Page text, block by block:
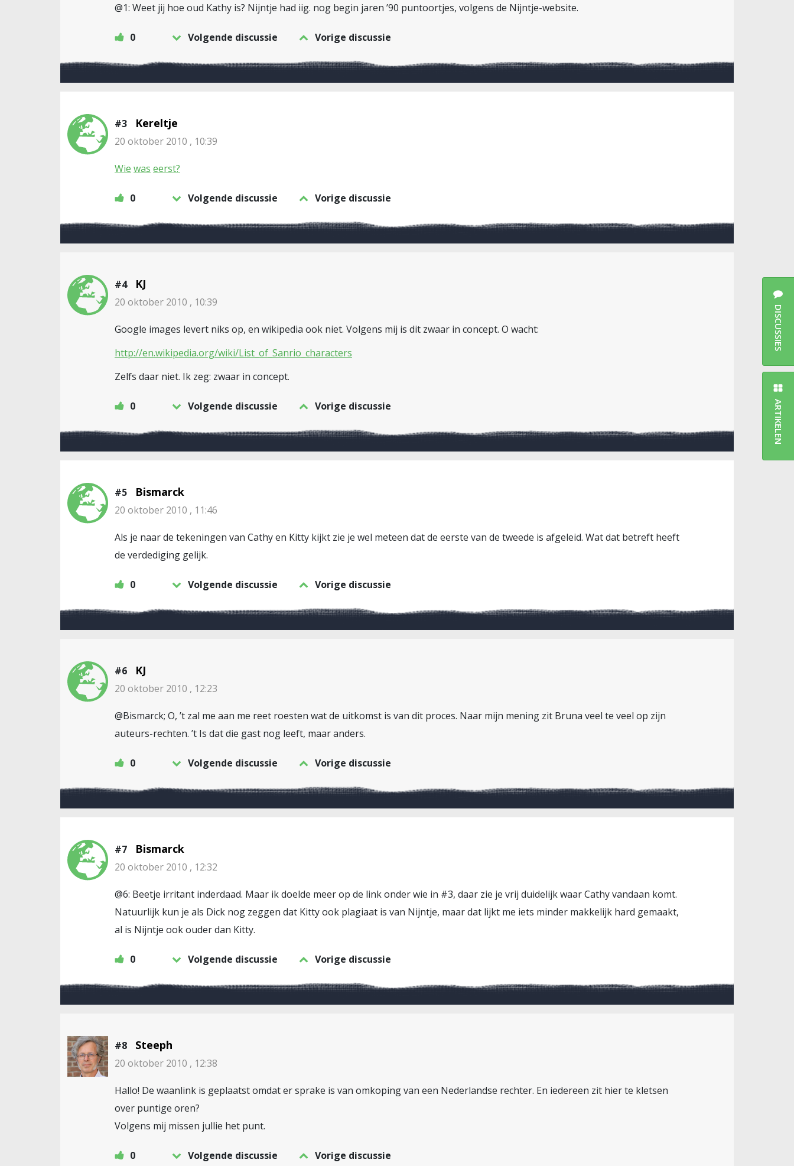
@1: Weet jij hoe oud Kathy is? Nijntje had iig. nog begin jaren ’90 puntoortjes, volgens de Nijntje-website.
0 Volgende discussie Vorige discussie
#3 Kereltje
20 oktober 2010 , 10:39
Wie was eerst?
0 Volgende discussie Vorige discussie
#4 KJ
20 oktober 2010 , 10:39
Google images levert niks op, en wikipedia ook niet. Volgens mij is dit zwaar in concept. O wacht:
http://en.wikipedia.org/wiki/List_of_Sanrio_characters
Zelfs daar niet. Ik zeg: zwaar in concept.
0 Volgende discussie Vorige discussie
#5 Bismarck
20 oktober 2010 , 11:46
Als je naar de tekeningen van Cathy en Kitty kijkt zie je wel meteen dat de eerste van de tweede is afgeleid. Wat dat betreft heeft
de verdediging gelijk.
0 Volgende discussie Vorige discussie
#6 KJ
20 oktober 2010 , 12:23
@Bismarck; O, ’t zal me aan me reet roesten wat de uitkomst is van dit proces. Naar mijn mening zit Bruna veel te veel op zijn
auteurs-rechten. ’t Is dat die gast nog leeft, maar anders.
0 Volgende discussie Vorige discussie
#7 Bismarck
20 oktober 2010 , 12:32
@6: Beetje irritant inderdaad. Maar ik doelde meer op de link onder wie in #3, daar zie je vrij duidelijk waar Cathy vandaan komt.
Natuurlijk kun je als Dick nog zeggen dat Kitty ook plagiaat is van Nijntje, maar dat lijkt me iets minder makkelijk hard gemaakt,
al is Nijntje ook ouder dan Kitty.
0 Volgende discussie Vorige discussie
#8 Steeph
20 oktober 2010 , 12:38
Hallo! De waanlink is geplaatst omdat er sprake is van omkoping van een Nederlandse rechter. En iedereen zit hier te kletsen
over puntige oren?
Volgens mij missen jullie het punt.
0 Volgende discussie Vorige discussie
DISCUSSIES
ARTIKELEN